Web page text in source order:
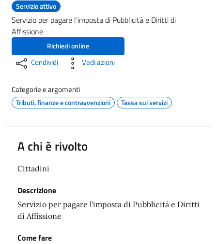
Servizio attivo
Servizio per pagare l'imposta di Pubblicità e Diritti di
Affissione
Richiedi online
Condividi Vedi azioni
Categorie e argomenti
Tributi, finanze e contravvenzioni Tassa sui servizi
A chi è rivolto
Cittadini
Descrizione
Servizio per pagare l'imposta di Pubblicità e Diritti
di Affissione
Come fare